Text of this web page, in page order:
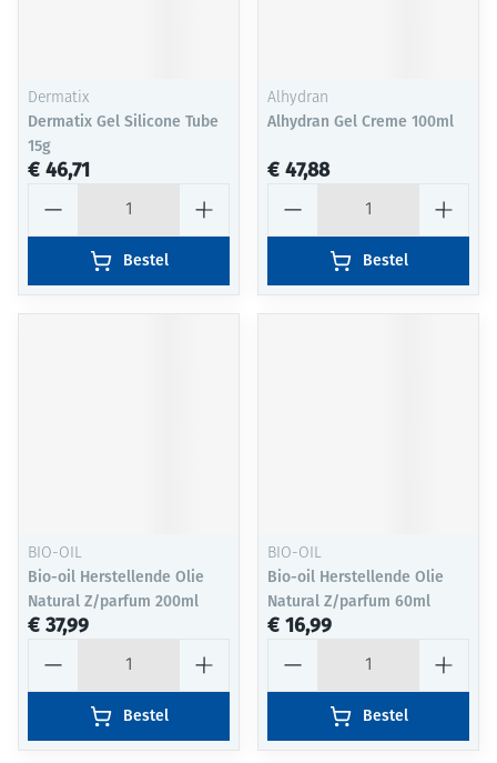
Dermatix
Dermatix Gel Silicone Tube
15g
€ 46,71
Bestel
Alhydran
Alhydran Gel Creme 100ml
€ 47,88
Bestel
BIO-OIL
Bio-oil Herstellende Olie
Natural Z/parfum 200ml
€ 37,99
Bestel
BIO-OIL
Bio-oil Herstellende Olie
Natural Z/parfum 60ml
€ 16,99
Bestel